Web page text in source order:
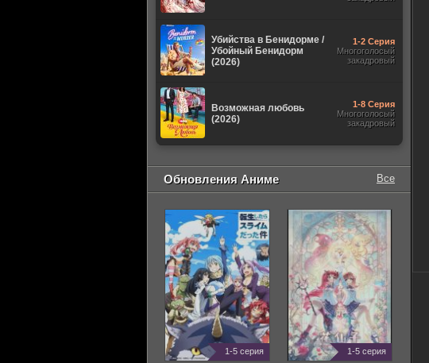
Убийства в Бенидорме /
Убойный Бенидорм
(2026)
1-2 Серия
Многоголосый
закадровый
Возможная любовь
(2026)
1-8 Серия
Многоголосый
закадровый
Обновления Аниме Все
1-5 серия 1-5 серия